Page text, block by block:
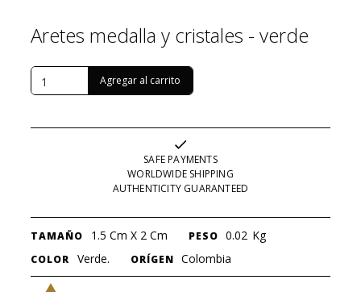
Aretes medalla y cristales - verde
SAFE PAYMENTS
WORLDWIDE SHIPPING
AUTHENTICITY GUARANTEED
TAMAÑO 1.5 Cm X 2 Cm PESO 0.02 Kg
COLOR Verde. ORÍGEN Colombia